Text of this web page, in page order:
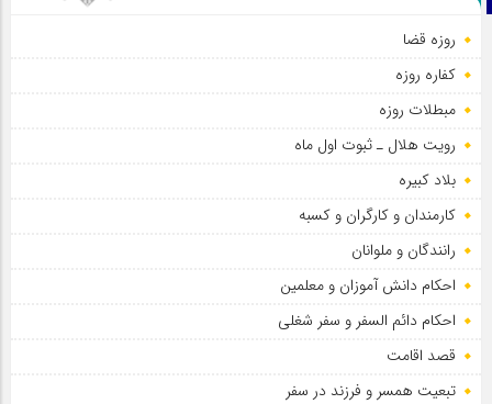
روزه قضا
کفاره روزه
مبطلات روزه
رویت هلال ـ ثبوت اول ماه
بلاد کبیره
کارمندان و کارگران و کسبه
رانندگان و ملوانان
احکام دانش آموزان و معلمین
احکام دائم السفر و سفر شغلی
قصد اقامت
تبعیت همسر و فرزند در سفر